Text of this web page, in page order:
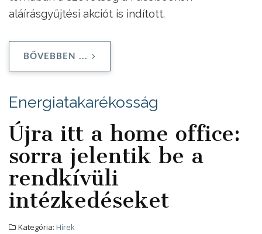
aláírásgyűjtési akciót is indított.
BŐVEBBEN ...
Energiatakarékosság
Újra itt a home office:
sorra jelentik be a
rendkívüli
intézkedéseket
Kategória: Hírek